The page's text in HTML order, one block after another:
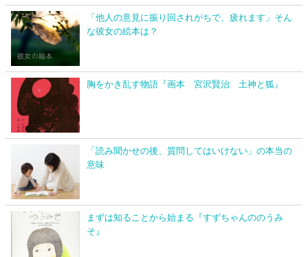
「他人の意見に振り回されがちで、疲れます」そん
な彼女の絵本は？
胸をかき乱す物語『画本 宮沢賢治 土神と狐』
「読み聞かせの後、質問してはいけない」の本当の
意味
まずは知ることから始まる『すずちゃんののうみ
そ』